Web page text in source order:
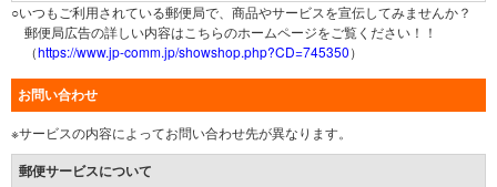
○いつもご利用されている郵便局で、商品やサービスを宣伝してみませんか？
郵便局広告の詳しい内容はこちらのホームページをご覧ください！！
（https://www.jp-comm.jp/showshop.php?CD=745350）
お問い合わせ
※サービスの内容によってお問い合わせ先が異なります。
郵便サービスについて